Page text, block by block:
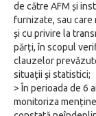
de către AFM și
furnizate, sau
și cu privire la
părți, în scopul
clauzelor
situaţii şi statistici;
> În perioada de 6
monitoriza